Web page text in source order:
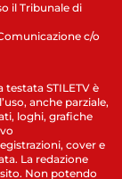
il Tribunale di
c/o
STILETV è
anche parziale,
loghi, grafiche
cover e
La redazione
Non potendo